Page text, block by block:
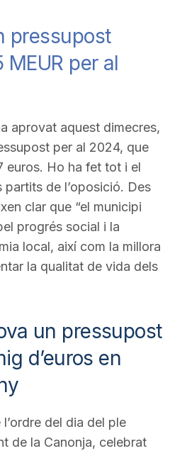
pressupost
per al
aprovat aquest dimecres,
per al 2024, que
euros. Ho ha fet tot i el
de l’oposició. Des
clar que “el municipi
progrés social i la
local, així com la millora
la qualitat de vida dels
un pressupost
d’euros en
del dia del ple
de la Canonja, celebrat